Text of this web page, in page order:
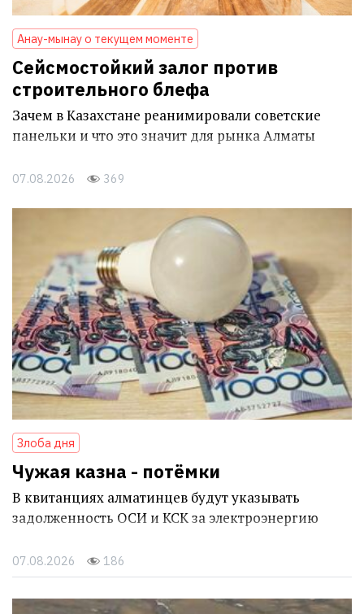
Анау-мынау о текущем моменте
Сейсмостойкий залог против
строительного блефа
Зачем в Казахстане реанимировали советские
панельки и что это значит для рынка Алматы
07.08.2026 369
Злоба дня
Чужая казна - потёмки
В квитанциях алматинцев будут указывать
задолженность ОСИ и КСК за электроэнергию
07.08.2026 186